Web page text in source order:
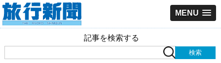
MENU
記事を検索する